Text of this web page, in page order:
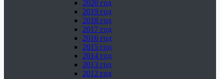
2020 год
2019 год
2018 год
2017 год
2016 год
2015 год
2014 год
2013 год
2012 год